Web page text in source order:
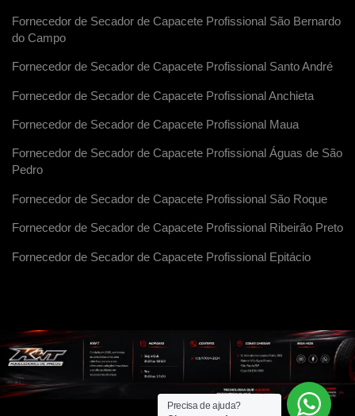
Fornecedor de Secador de Capacete Profissional São Bernardo
do Campo
Fornecedor de Secador de Capacete Profissional Santo André
Fornecedor de Secador de Capacete Profissional Anchieta
Fornecedor de Secador de Capacete Profissional Maua
Fornecedor de Secador de Capacete Profissional Águas de São
Pedro
Fornecedor de Secador de Capacete Profissional São Roque
Fornecedor de Secador de Capacete Profissional Ribeirão Preto
Fornecedor de Secador de Capacete Profissional Epitácio
Precisa de ajuda?